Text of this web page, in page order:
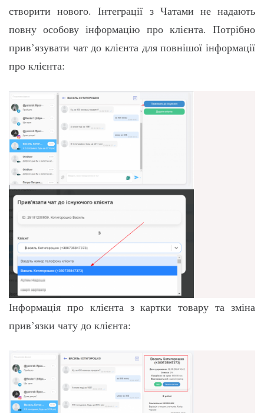
створити нового. Інтеграції з Чатами не надають
повну особову інформацію про клієнта. Потрібно
прив’язувати чат до клієнта для повнішої інформації
про клієнта:
Інформація про клієнта з картки товару та зміна
прив’язки чату до клієнта: